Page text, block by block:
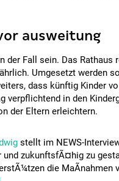
ausweitung
der Fall sein. Das Rathaus
Umgesetzt werden
dass künftig Kinder
verpflichtend in den
der Eltern erleichtern.
stellt im NEWS-
zukunftsfÃ¤hig zu
die MaÃnahmen